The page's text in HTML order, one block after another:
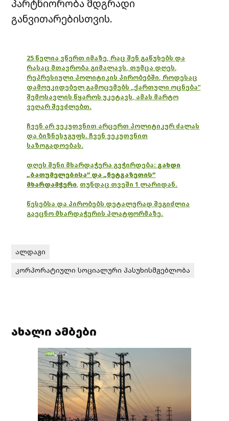
პარტნიორობა მდგრადი
განვითარებისთვის.
25 წელია ვწერთ იმაზე, რაც შენ გაწუხებს და
რასაც მთავრობა გიმალავს, თუმცა დღეს,
რეპრესიული პოლიტიკის პირობებში, როდესაც
დამოუკიდებელ გამოცემებს „ქართული ოცნება“
შემოსავლის წყაროს უკეტავს, ამას მარტო
ვეღარ შევძლებთ.
ჩვენ არ ვეკუთვნით არცერთ პოლიტიკურ ძალას
და ბიზნესჯგუფს. ჩვენ ვეკუთვნით
საზოგადოებას.
დღეს შენი მხარდაჭერა გვჭირდება: გახდი
„ბათუმელებისა“ და „ნეტგაზეთის“
მხარდამჭერი, თუნდაც თვეში 1 ლარიდან.
წესებსა და პირობებს დეტალურად შეგიძლია
გაეცნო მხარდაჭერის პლატფორმაზე.
ალდაგი
კორპორატიული სოციალური პასუხისმგებლობა
ახალი ამბები